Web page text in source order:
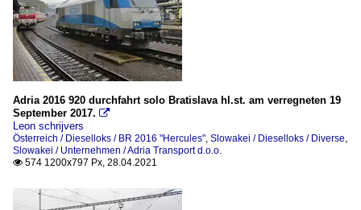
Adria 2016 920 durchfahrt solo Bratislava hl.st. am verregneten 19
September 2017. 
Leon schrijvers
Österreich / Dieselloks / BR 2016 "Hercules", Slowakei / Dieselloks / Diverse,
Slowakei / Unternehmen / Adria Transport d.o.o.
 574 1200x797 Px, 28.04.2021